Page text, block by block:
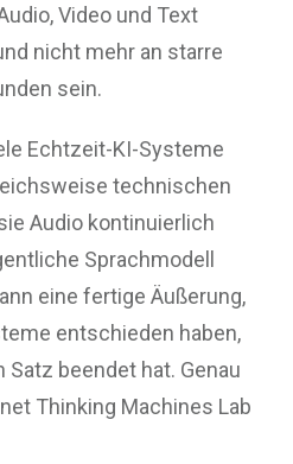
Video und Text
nicht mehr an starre
sein.
Echtzeit-KI-Systeme
technischen
Audio kontinuierlich
Sprachmodell
eine fertige Äußerung,
entschieden haben,
beendet hat. Genau
Thinking Machines Lab